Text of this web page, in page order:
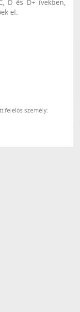
D és D+ ívekben,
el.
felelős személy: